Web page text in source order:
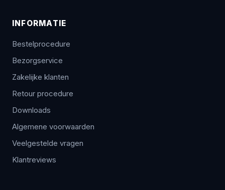
INFORMATIE
Bestelprocedure
Bezorgservice
Zakelijke klanten
Retour procedure
Downloads
Algemene voorwaarden
Veelgestelde vragen
Klantreviews